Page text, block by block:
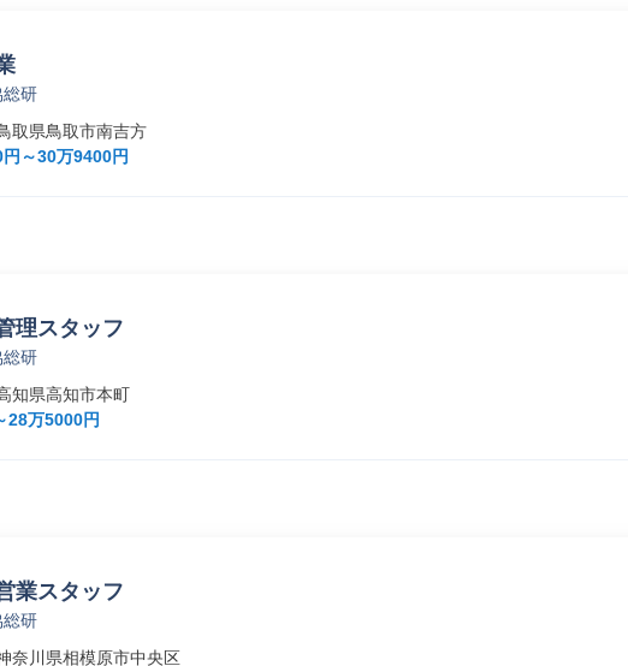
総研
取県鳥取市南吉方
～30万9400円
理スタッフ
総研
知県高知市本町
28万5000円
業スタッフ
総研
奈川県相模原市中央区